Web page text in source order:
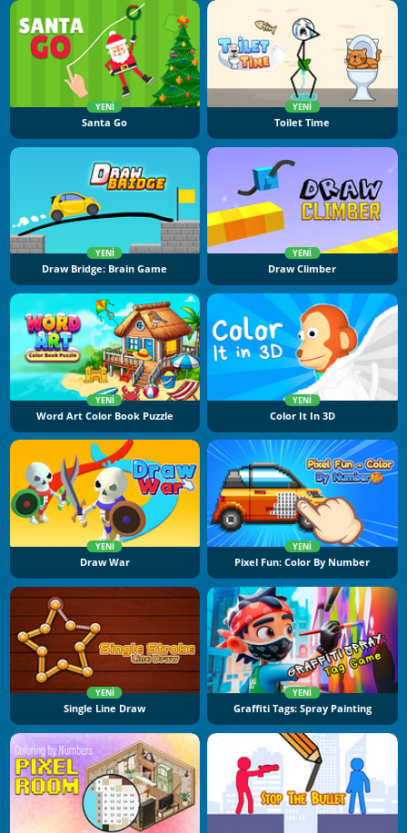
YENI
Santa Go
YENI
Toilet Time
YENI
Draw Bridge: Brain Game
YENI
Draw Climber
YENI
Word Art Color Book Puzzle
YENI
Color It In 3D
YENI
Draw War
YENI
Pixel Fun: Color By Number
YENI
Single Line Draw
YENI
Graffiti Tags: Spray Painting